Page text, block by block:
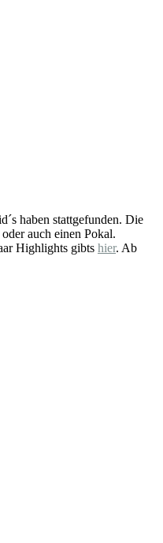
haben stattgefunden. Die
auch einen Pokal.
Highlights gibts hier. Ab